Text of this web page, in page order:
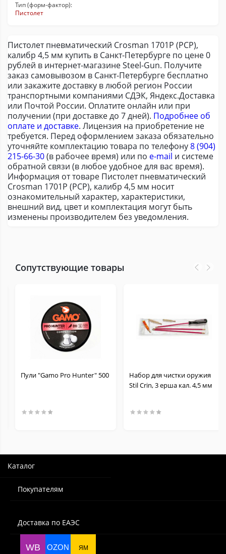
Тип (форм-фактор):
Пистолет
Пистолет пневматический Crosman 1701P (PCP),
калибр 4,5 мм купить в Санкт-Петербурге по цене 0
рублей в интернет-магазине Steel-Gun. Получите
заказ самовывозом в Санкт-Петербурге бесплатно
или закажите доставку в любой регион России
транспортными компаниями СДЭК, Яндекс.Доставка
или Почтой России. Оплатите онлайн или при
получении (при доставке до 7 дней). Подробнее об
оплате и доставке. Лицензия на приобретение не
требуется. Перед оформлением заказа обязательно
уточняйте комплектацию товара по телефону8 (904)
215-66-30(в рабочее время) или по e-mail и системе
обратной связи (в любое удобное для вас время).
Информация от товаре Пистолет пневматический
Crosman 1701P (PCP), калибр 4,5 мм носит
ознакомительный характер, характеристики,
внешний вид, цвет и комплектация могут быть
изменены производителем без уведомления.
Сопутствующие товары
Пули "Gamo Pro Hunter" 500
Набор для чистки оружия
Stil Crin, 3 ерша кал. 4,5 мм
Каталог
Покупателям
Доставка по ЕАЭС
WB OZON ЯМ